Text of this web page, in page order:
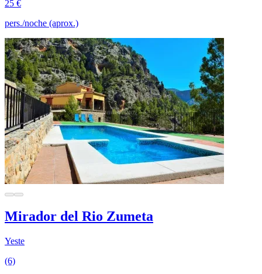
25 €
pers./noche (aprox.)
Mirador del Rio Zumeta
Yeste
(6)